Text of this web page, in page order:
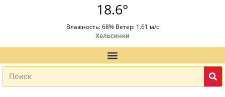
18.6°
Влажность: 68% Ветер: 1.61 м/с
Хельсинки